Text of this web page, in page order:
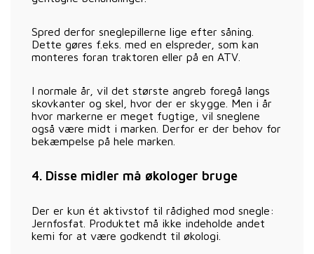
Spred derfor sneglepillerne lige efter såning.
Dette gøres f.eks. med en elspreder, som kan
monteres foran traktoren eller på en ATV.
I normale år, vil det største angreb foregå langs
skovkanter og skel, hvor der er skygge. Men i år
hvor markerne er meget fugtige, vil sneglene
også være midt i marken. Derfor er der behov for
bekæmpelse på hele marken.
4. Disse midler må økologer bruge
Der er kun ét aktivstof til rådighed mod snegle:
Jernfosfat. Produktet må ikke indeholde andet
kemi for at være godkendt til økologi.